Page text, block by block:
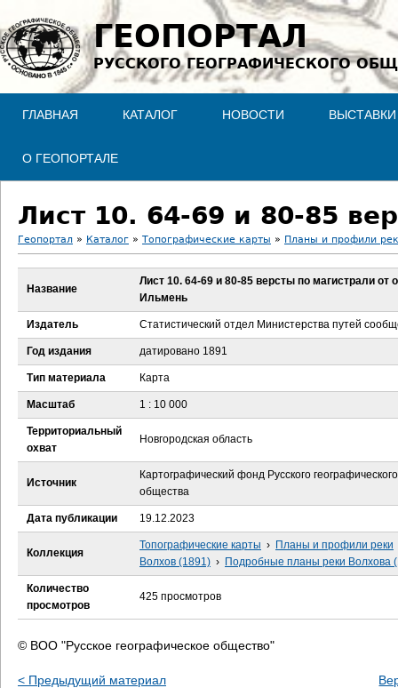
Jump to navigation
ГЕОПОРТАЛ
РУССКОГО ГЕОГРАФИЧЕСКОГО
ГЛАВНАЯ КАТАЛОГ НОВОСТИ ВЫСТАВКИ
О ГЕОПОРТАЛЕ
В
з
д
е
ь
Геопортал » Каталог » Топографические карты » Планы и профили
Название
Лист 10. 64-69 и 80-85 версты по магистрали от
Ильмень
Издатель Статистический отдел Министерства путей
Год издания датировано 1891
Тип материала Карта
Масштаб 1 : 10 000
Территориальный
охват
Новгородская область
Источник
Картографический фонд Русского географического
общества
Дата публикации 19.12.2023
Коллекция
Топографические карты › Планы и профили реки
Волхов (1891) › Подробные планы реки Волхова
Количество
просмотров
425 просмотров
© ВОО "Русское географическое общество"
< Предыдущий материал